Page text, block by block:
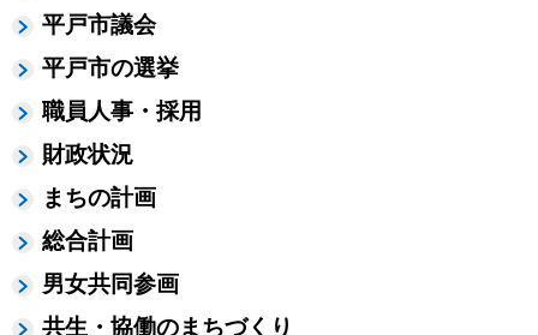
平戸市議会
平戸市の選挙
職員人事・採用
財政状況
まちの計画
総合計画
男女共同参画
共生・協働のまちづくり